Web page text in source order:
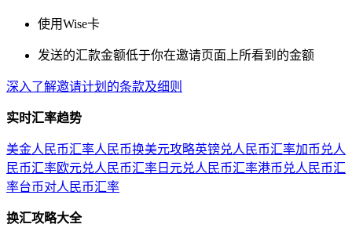
使用Wise卡
发送的汇款金额低于你在邀请页面上所看到的金额
深入了解邀请计划的条款及细则
实时汇率趋势
美金人民币汇率人民币换美元攻略英镑兑人民币汇率加币兑人
民币汇率欧元兑人民币汇率 日元兑人民币汇率港币兑人民币汇
率台币对人民币汇率
换汇攻略大全